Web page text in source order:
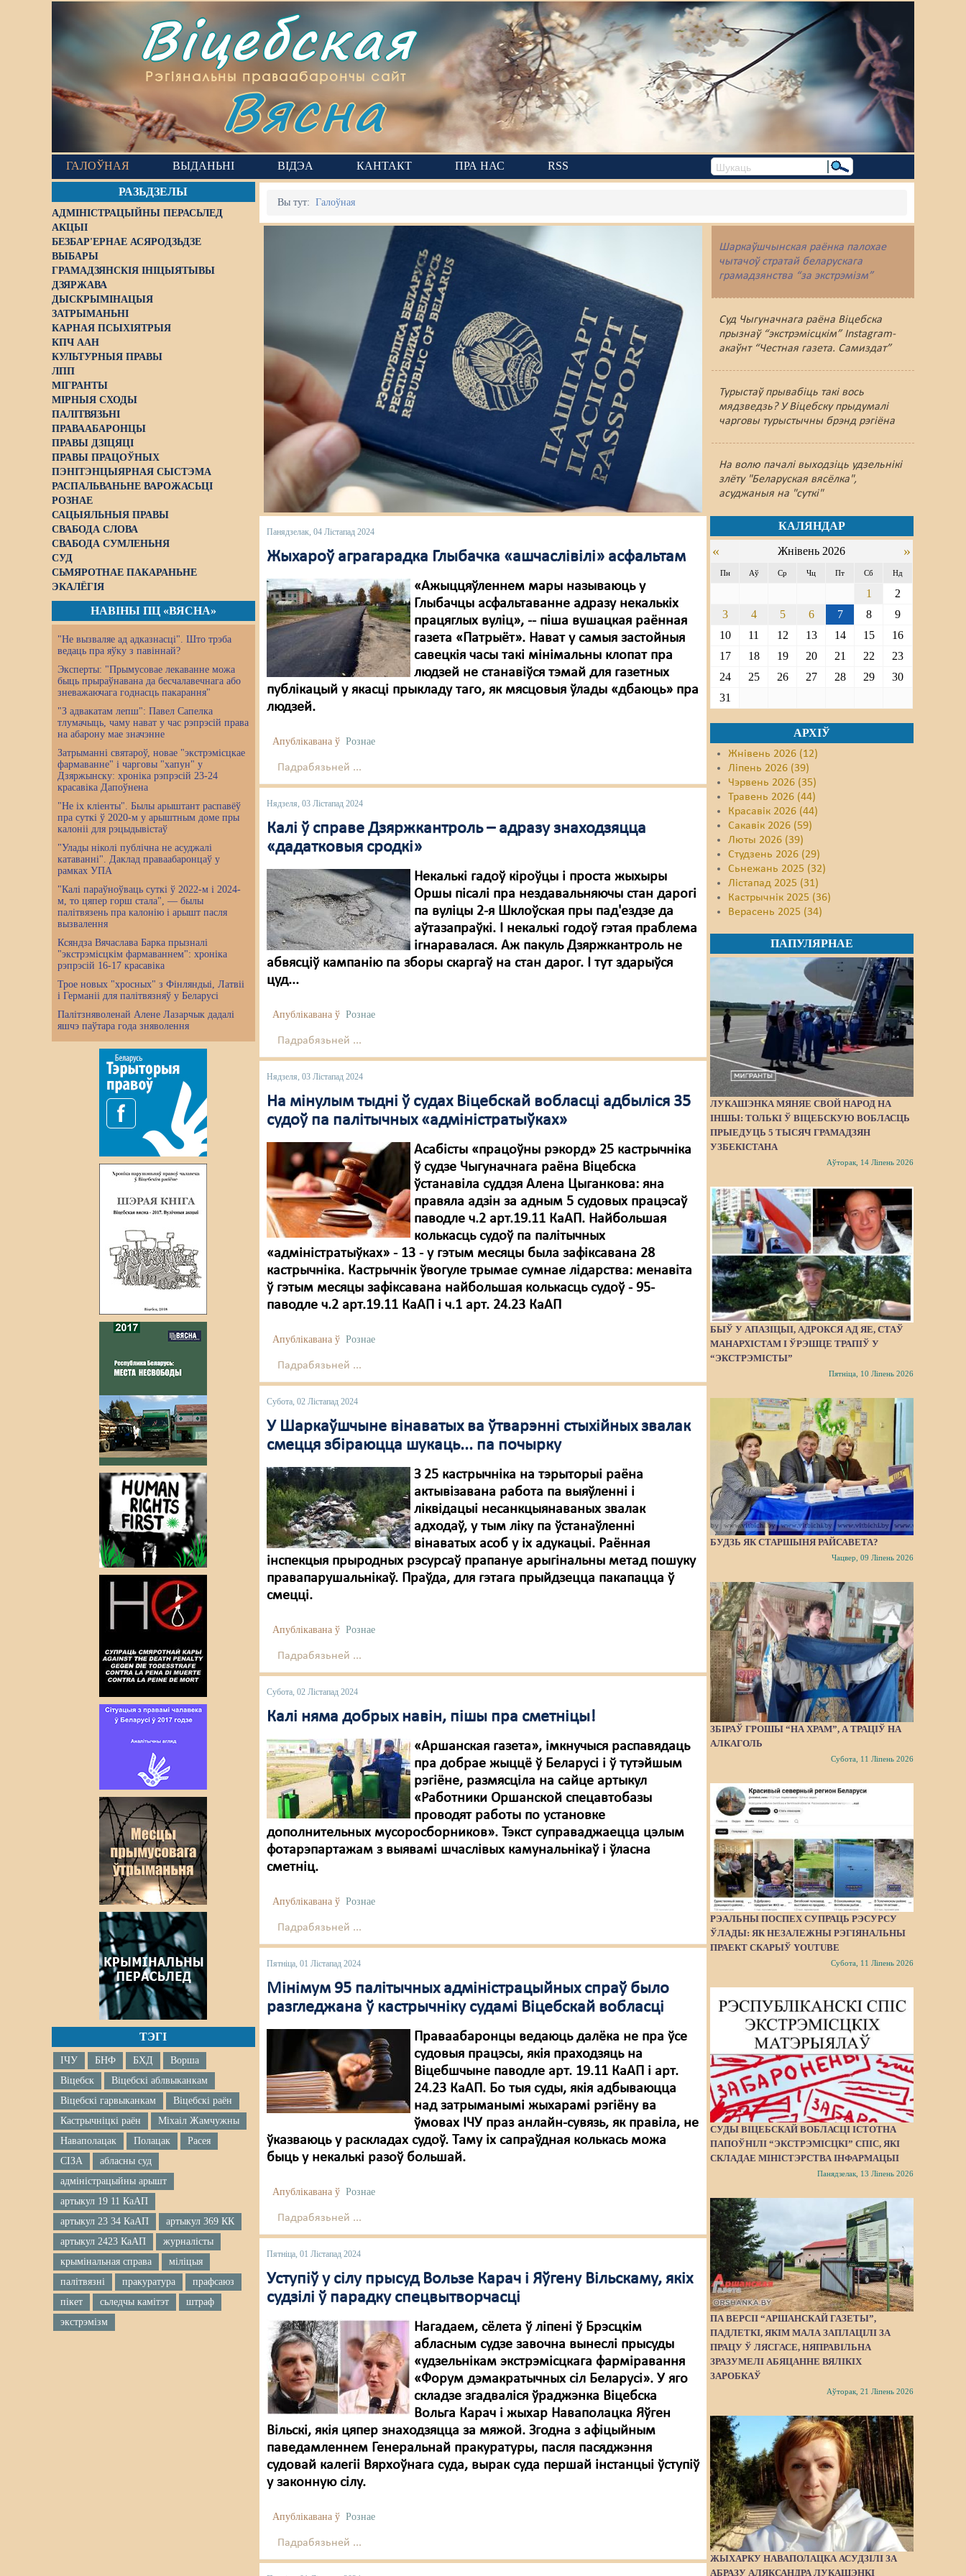
Віцебская
Рэгіянальны праваабарончы сайт
Вясна
ГАЛОЎНАЯ ВЫДАНЬНІ ВІДЭА КАНТАКТ ПРА НАС RSS
РАЗЬДЗЕЛЫ
АДМІНІСТРАЦЫЙНЫ ПЕРАСЬЛЕД
АКЦЫІ
БЕЗБАР'ЕРНАЕ АСЯРОДЗЬДЗЕ
ВЫБАРЫ
ГРАМАДЗЯНСКІЯ ІНІЦЫЯТЫВЫ
ДЗЯРЖАВА
ДЫСКРЫМІНАЦЫЯ
ЗАТРЫМАНЬНІ
КАРНАЯ ПСЫХІЯТРЫЯ
КПЧ ААН
КУЛЬТУРНЫЯ ПРАВЫ
ЛПП
МІГРАНТЫ
МІРНЫЯ СХОДЫ
ПАЛІТВЯЗЬНІ
ПРАВААБАРОНЦЫ
ПРАВЫ ДЗІЦЯЦІ
ПРАВЫ ПРАЦОЎНЫХ
ПЭНІТЭНЦЫЯРНАЯ СЫСТЭМА
РАСПАЛЬВАНЬНЕ ВАРОЖАСЬЦІ
РОЗНАЕ
САЦЫЯЛЬНЫЯ ПРАВЫ
СВАБОДА СЛОВА
СВАБОДА СУМЛЕНЬНЯ
СУД
СЬМЯРОТНАЕ ПАКАРАНЬНЕ
ЭКАЛЁГІЯ
НАВІНЫ ПЦ «ВЯСНА»
"Не вызваляе ад адказнасці". Што трэба
ведаць пра яўку з павіннай?
Эксперты: "Прымусовае лекаванне можа
быць прыраўнавана да бесчалавечнага або
зневажаючага годнасць пакарання"
"З адвакатам лепш": Павел Сапелка
тлумачыць, чаму нават у час рэпрэсій права
на абарону мае значэнне
Затрыманні святароў, новае "экстрэмісцкае
фармаванне" і чарговы "хапун" у
Дзяржынску: хроніка рэпрэсій 23-24
красавіка Дапоўнена
"Не іх кліенты". Былы арыштант распавёў
пра суткі ў 2020-м у арыштным доме пры
калоніі для рэцыдывістаў
"Улады ніколі публічна не асуджалі
катаванні". Даклад праваабаронцаў у
рамках УПА
"Калі параўноўваць суткі ў 2022-м і 2024-
м, то цяпер горш стала", — былы
палітвязень пра калонію і арышт пасля
вызвалення
Ксяндза Вячаслава Барка прызналі
"экстрэмісцкім фармаваннем": хроніка
рэпрэсій 16-17 красавіка
Трое новых "хросных" з Фінляндыі, Латвіі
і Германіі для палітвязняў у Беларусі
Палітзняволенай Алене Лазарчык дадалі
яшчэ паўтара года зняволення
ТЭГІ
ІЧУ БНФ БХД
Ворша
Віцебск
Віцебскі аблвыканкам
Віцебскі гарвыканкам
Віцебскі раён
Кастрычніцкі раён
Міхаіл Жамчужны
Наваполацак
Полацак
Расея
СІЗА
абласны суд
адміністрацыйны арышт
артыкул 19 11 КаАП
артыкул 23 34 КаАП
артыкул 369 КК
артыкул 2423 КаАП
журналісты
крымінальная справа
міліцыя
палітвязні
пракуратура
прафсаюз
пікет
сьледчы камітэт
штраф
экстрэмізм
Вы тут:Галоўная
Шаркаўшчынская раёнка палохае
чытачоў стратай беларускага
грамадзянства “за экстрэмізм”
Суд Чыгуначнага раёна Віцебска
прызнаў “экстрэмісцкім” Instagram-
акаўнт “Честная газета. Самиздат”
Турыстаў прывабіць такі вось
мядзведзь? У Віцебску прыдумалі
чарговы турыстычны брэнд рэгіёна
На волю пачалі выходзіць удзельнікі
злёту "Беларуская вясёлка",
асуджаныя на "суткі"
Панядзелак, 04 Лістапад 2024
Жыхароў аграгарадка Глыбачка «ашчаслівілі» асфальтам
«Ажыццяўленнем мары называюць у
Глыбачцы асфальтаванне адразу некалькіх
працяглых вуліц», -- піша вушацкая раённая
газета «Патрыёт». Нават у самыя застойныя
савецкія часы такі мінімальны клопат пра
людзей не станавіўся тэмай для газетных
публікацый у якасці прыкладу таго, як мясцовыя ўлады «дбаюць» пра
людзей.
Апублікавана ў Рознае
Падрабязьней ...
Нядзеля, 03 Лістапад 2024
Калі ў справе Дзяржкантроль – адразу знаходзяцца
«дадатковыя сродкі»
Некалькі гадоў кіроўцы і проста жыхыры
Оршы пісалі пра нездавальняючы стан дарогі
па вуліцы 2-я Шклоўская пры пад'ездзе да
аўтазапраўкі. І некалькі годоў гэтая праблема
ігнаравалася. Аж пакуль Дзяржкантроль не
абвясціў кампанію па зборы скаргаў на стан дарог. І тут здарыўся
цуд...
Апублікавана ў Рознае
Падрабязьней ...
Нядзеля, 03 Лістапад 2024
На мінулым тыдні ў судах Віцебскай вобласці адбыліся 35
судоў па палітычных «адміністратыўках»
Асабісты «працоўны рэкорд» 25 кастрычніка
ў судзе Чыгуначнага раёна Віцебска
ўстанавіла суддзя Алена Цыганкова: яна
правяла адзін за адным 5 судовых працэсаў
паводле ч.2 арт.19.11 КаАП. Найбольшая
колькасць судоў па палітычных
«адміністратыўках» - 13 - у гэтым месяцы была зафіксавана 28
кастрычніка. Кастрычнік ўвогуле трымае сумнае лідарства: менавіта
ў гэтым месяцы зафіксавана найбольшая колькасць судоў - 95-
паводле ч.2 арт.19.11 КаАП і ч.1 арт. 24.23 КаАП
Апублікавана ў Рознае
Падрабязьней ...
Субота, 02 Лістапад 2024
У Шаркаўшчыне вінаватых ва ўтварэнні стыхійных звалак
смецця збіраюцца шукаць... па почырку
З 25 кастрычніка на тэрыторыі раёна
актывізавана работа па выяўленні і
ліквідацыі несанкцыянаваных звалак
адходаў, у тым ліку па ўстанаўленні
вінаватых асоб у іх адукацыі. Раённая
інспекцыя прыродных рэсурсаў прапануе арыгінальны метад пошуку
правапарушальнікаў. Праўда, для гэтага прыйдзецца пакапацца ў
смецці.
Апублікавана ў Рознае
Падрабязьней ...
Субота, 02 Лістапад 2024
Калі няма добрых навін, пішы пра сметніцы!
«Аршанская газета», імкнучыся распавядаць
пра добрае жыццё ў Беларусі і ў тутэйшым
рэгіёне, размясціла на сайце артыкул
«Работники Оршанской спецавтобазы
проводят работы по установке
дополнительных мусоросборников». Тэкст суправаджаецца цэлым
фотарэпартажам з выявамі шчаслівых камунальнікаў і ўласна
сметніц.
Апублікавана ў Рознае
Падрабязьней ...
Пятніца, 01 Лістапад 2024
Мінімум 95 палітычных адміністрацыйных спраў было
разгледжана ў кастрычніку судамі Віцебскай вобласці
Праваабаронцы ведаюць далёка не пра ўсе
судовыя працэсы, якія праходзяць на
Віцебшчыне паводле арт. 19.11 КаАП і арт.
24.23 КаАП. Бо тыя суды, якія адбываюцца
над затрыманымі жыхарамі рэгіёну ва
ўмовах ІЧУ праз анлайн-сувязь, як правіла, не
ўказваюць у раскладах судоў. Таму іх сапраўдная колькась можа
быць у некалькі разоў большай.
Апублікавана ў Рознае
Падрабязьней ...
Пятніца, 01 Лістапад 2024
Уступіў у сілу прысуд Вользе Карач і Яўгену Вільскаму, якіх
судзілі ў парадку спецвытворчасці
Нагадаем, сёлета ў ліпені ў Брэсцкім
абласным судзе завочна вынеслі прысуды
«удзельнікам экстрэмісцкага фарміравання
«Форум дэмакратычных сіл Беларусі». У яго
складзе згадваліся ўраджэнка Віцебска
Вольга Карач і жыхар Наваполацка Яўген
Вільскі, якія цяпер знаходзяцца за мяжой. Згодна з афіцыйным
паведамленнем Генеральнай пракуратуры, пасля пасяджэння
судовай калегіі Вярхоўнага суда, вырак суда першай інстанцыі ўступіў
у законную сілу.
Апублікавана ў Рознае
Падрабязьней ...
КАЛЯНДАР
« Жнівень 2026 »
Пн Аў Ср Чц Пт Сб Нд
1
2
3
4 5 6 7 8
9
10
11 12 13 14 15
16
17
18 19 20 21 22
23
24
25 26 27 28 29
30
31
АРХІЎ
Жнівень 2026 (12)
Ліпень 2026 (39)
Чэрвень 2026 (35)
Травень 2026 (44)
Красавік 2026 (44)
Сакавік 2026 (59)
Люты 2026 (39)
Студзень 2026 (29)
Сьнежань 2025 (32)
Лістапад 2025 (31)
Кастрычнік 2025 (36)
Верасень 2025 (34)
ПАПУЛЯРНАЕ
ЛУКАШЭНКА МЯНЯЕ СВОЙ НАРОД НА
ІНШЫ: ТОЛЬКІ Ў ВІЦЕБСКУЮ ВОБЛАСЦЬ
ПРЫЕДУЦЬ 5 ТЫСЯЧ ГРАМАДЗЯН
УЗБЕКІСТАНА
Аўторак, 14 Ліпень 2026
БЫЎ У АПАЗІЦЫІ, АДРОКСЯ АД ЯЕ, СТАЎ
МАНАРХІСТАМ І ЎРЭШЦЕ ТРАПІЎ У
“ЭКСТРЭМІСТЫ”
Пятніца, 10 Ліпень 2026
БУДЗЬ ЯК СТАРШЫНЯ РАЙСАВЕТА?
Чацвер, 09 Ліпень 2026
ЗБІРАЎ ГРОШЫ “НА ХРАМ”, А ТРАЦІЎ НА
АЛКАГОЛЬ
Субота, 11 Ліпень 2026
РЭАЛЬНЫ ПОСПЕХ СУПРАЦЬ РЭСУРСУ
ЎЛАДЫ: ЯК НЕЗАЛЕЖНЫ РЭГІЯНАЛЬНЫ
ПРАЕКТ СКАРЫЎ YOUTUBE
Субота, 11 Ліпень 2026
СУДЫ ВІЦЕБСКАЙ ВОБЛАСЦІ ІСТОТНА
ПАПОЎНІЛІ “ЭКСТРЭМІСЦКІ” СПІС, ЯКІ
СКЛАДАЕ МІНІСТЭРСТВА ІНФАРМАЦЫІ
Панядзелак, 13 Ліпень 2026
ПА ВЕРСІІ “АРШАНСКАЙ ГАЗЕТЫ”,
ПАДЛЕТКІ, ЯКІМ МАЛА ЗАПЛАЦІЛІ ЗА
ПРАЦУ Ў ЛЯСГАСЕ, НЯПРАВІЛЬНА
ЗРАЗУМЕЛІ АБЯЦАННЕ ВЯЛІКІХ
ЗАРОБКАЎ
Аўторак, 21 Ліпень 2026
ЖЫХАРКУ НАВАПОЛАЦКА АСУДЗІЛІ ЗА
АБРАЗУ АЛЯКСАНДРА ЛУКАШЭНКІ